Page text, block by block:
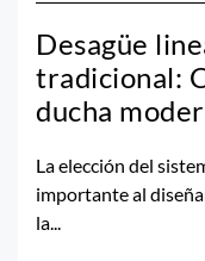
Desagüe
tradicional:
ducha
La elección del
importante al
la...